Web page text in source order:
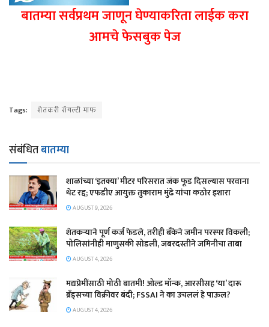
बातम्या सर्वप्रथम जाणून घेण्याकरिता लाईक करा
आमचे फेसबुक पेज
Tags: शेतकरी रॉयल्टी माफ
संबंधितबातम्या
शाळांच्या ‘इतक्या’ मीटर परिसरात जंक फूड दिसल्यास परवाना
थेट रद्द; एफडीए आयुक्त तुकाराम मुंढे यांचा कठोर इशारा
AUGUST 9, 2026
शेतकऱ्याने पूर्ण कर्ज फेडले, तरीही बँकेने जमीन परस्पर विकली;
पोलिसांनीही माणुसकी सोडली, जबरदस्तीने जमिनीचा ताबा
AUGUST 4, 2026
मद्यप्रेमींसाठी मोठी बातमी! ओल्ड मॉन्क, आरसीसह ‘या’ दारू
ब्रँड्सच्या विक्रीवर बंदी; FSSAI ने का उचललं हे पाऊल?
AUGUST 4, 2026